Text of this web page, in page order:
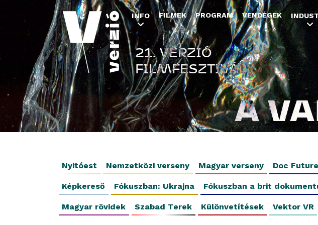
INFO FILMEK PROGRAM VENDÉGEK
A
21. VERZIÓ
FILMFESZTIVÁL
Nyitóest Nemzetközi verseny Magyar verseny Doc
Képkereső Fókuszban: Ukrajna Fókuszban a brit
Magyar rövidek Szabad Terek Különvetítések Vektor VR